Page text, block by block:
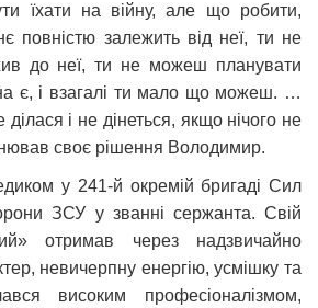
їхати на війну, але що робити,
повністю залежить від неї, ти не
до неї, ти не можеш планувати
є, і взагалі ти мало що можеш. …
ділася і не дінеться, якщо нічого не
своє рішення Володимир.
у 241-й окремій бригаді Сил
ЗСУ у званні сержанта. Свій
отримав через надзвичайно
невичерпну енергію, усмішку та
високим професіоналізмом,